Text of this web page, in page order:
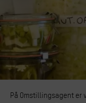
På Omstillingsagent